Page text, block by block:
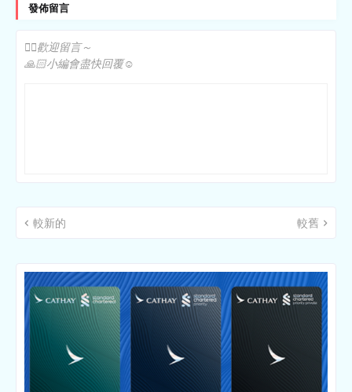
發佈留言
✍🏻歡迎留言～
🙏🏻小編會盡快回覆☺️
較新的 較舊